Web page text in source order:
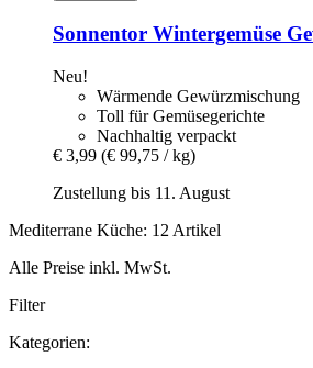
Sonnentor Wintergemüse
Neu!
Wärmende Gewürzmischung
Toll für Gemüsegerichte
Nachhaltig verpackt
€ 3,99 (€ 99,75 / kg)
Zustellung bis 11. August
Mediterrane Küche: 12 Artikel
Alle Preise inkl. MwSt.
Filter
Kategorien: